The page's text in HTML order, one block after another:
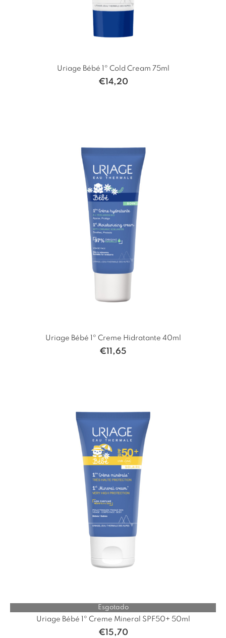
Uriage Bébé 1º Cold Cream 75ml
€14,20
Uriage Bébé 1º Creme Hidratante 40ml
€11,65
Esgotado
Uriage Bébé 1º Creme Mineral SPF50+ 50ml
€15,70